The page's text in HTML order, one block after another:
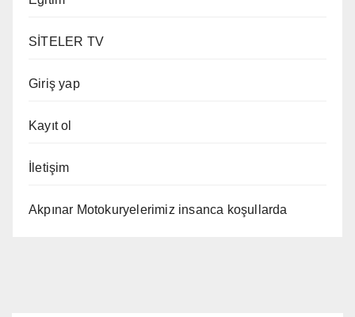
SİTELER TV
Giriş yap
Kayıt ol
İletişim
Akpınar Motokuryelerimiz insanca koşullarda